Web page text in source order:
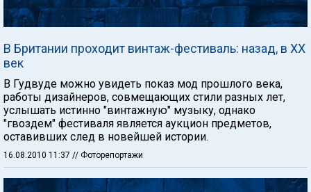
В Британии проходит винтаж-фестиваль: назад, в ХХ
век
В Гудвуде можно увидеть показ мод прошлого века,
работы дизайнеров, совмещающих стили разных лет,
услышать истинно "винтажную" музыку, однако
"гвоздем" фестиваля является аукцион предметов,
оставивших след в новейшей истории.
16.08.2010 11:37 // Фоторепортажи